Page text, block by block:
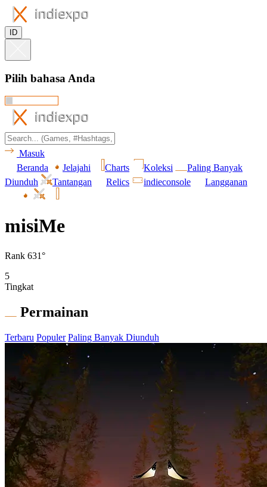
ID
Pilih bahasa Anda
Masuk
Beranda
Jelajahi Charts Koleksi
Paling Banyak
Diunduh
Tantangan Relics indieconsole Langganan
misiMe
Rank 631°
5
Tingkat
Permainan
Terbaru Populer Paling Banyak Diunduh